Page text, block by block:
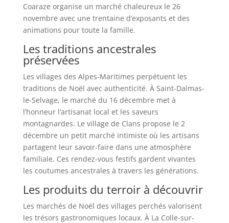
Coaraze organise un marché chaleureux le 26
novembre avec une trentaine d’exposants et des
animations pour toute la famille.
Les traditions ancestrales
préservées
Les villages des Alpes-Maritimes perpétuent les
traditions de Noël avec authenticité. À Saint-Dalmas-
le-Selvage, le marché du 16 décembre met à
l’honneur l’artisanat local et les saveurs
montagnardes. Le village de Clans propose le 2
décembre un petit marché intimiste où les artisans
partagent leur savoir-faire dans une atmosphère
familiale. Ces rendez-vous festifs gardent vivantes
les coutumes ancestrales à travers les générations.
Les produits du terroir à découvrir
Les marchés de Noël des villages perchés valorisent
les trésors gastronomiques locaux. À La Colle-sur-